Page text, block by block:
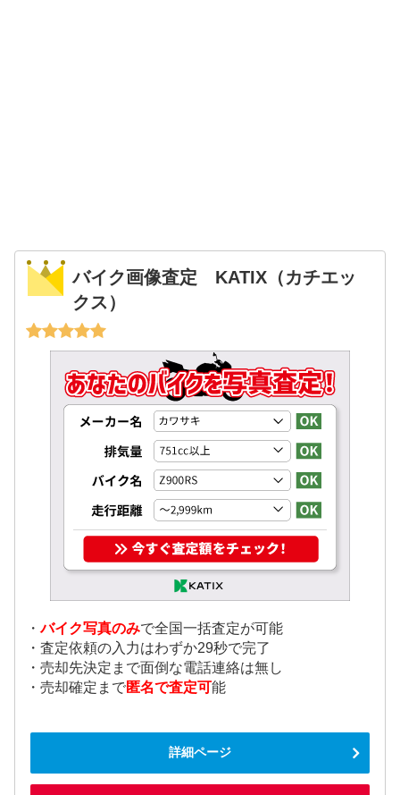
バイク画像査定 KATIX（カチエッ
クス）
・バイク写真のみで全国一括査定が可能
・査定依頼の入力はわずか29秒で完了
・売却先決定まで面倒な電話連絡は無し
・売却確定まで匿名で査定可能
詳細ページ